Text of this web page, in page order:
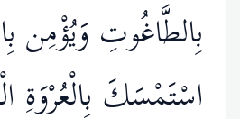
بِالطَّاغُوتِ وَيُؤْمِن
اسْتَمْسَكَ بِالْعُرْوَةِ